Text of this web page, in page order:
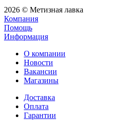
2026 © Метизная лавка
Компания
Помощь
Информация
О компании
Новости
Вакансии
Магазины
Доставка
Оплата
Гарантии